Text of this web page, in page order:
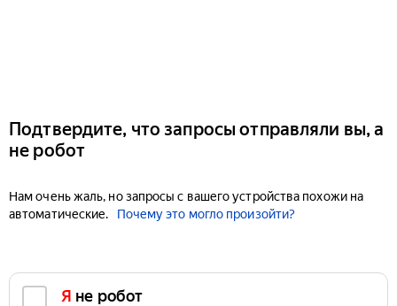
Подтвердите, что запросы отправляли вы, а
не робот
Нам очень жаль, но запросы с вашего устройства похожи на
автоматические.
Почему это могло произойти?
Я не робот